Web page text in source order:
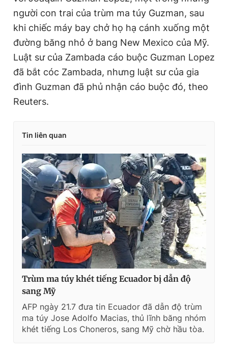
người con trai của trùm ma túy Guzman, sau
khi chiếc máy bay chở họ hạ cánh xuống một
đường băng nhỏ ở bang New Mexico của Mỹ.
Luật sư của Zambada cáo buộc Guzman Lopez
đã bắt cóc Zambada, nhưng luật sư của gia
đình Guzman đã phủ nhận cáo buộc đó, theo
Reuters.
Tin liên quan
Trùm ma túy khét tiếng Ecuador bị dẫn độ
sang Mỹ
AFP ngày 21.7 đưa tin Ecuador đã dẫn độ trùm
ma túy Jose Adolfo Macias, thủ lĩnh băng nhóm
khét tiếng Los Choneros, sang Mỹ chờ hầu tòa.